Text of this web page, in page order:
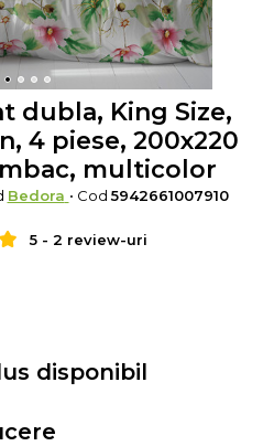
dubla, King Size,
4 piese, 200x220
multicolor
Bedora • Cod5942661007910
5- 2 review-uri
disponibil